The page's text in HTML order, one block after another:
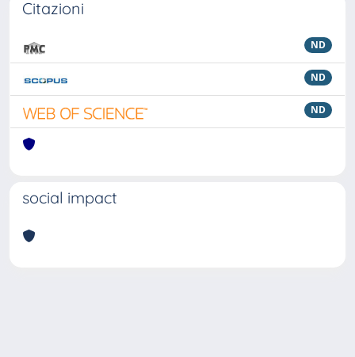
Citazioni
ND
ND
ND
social impact